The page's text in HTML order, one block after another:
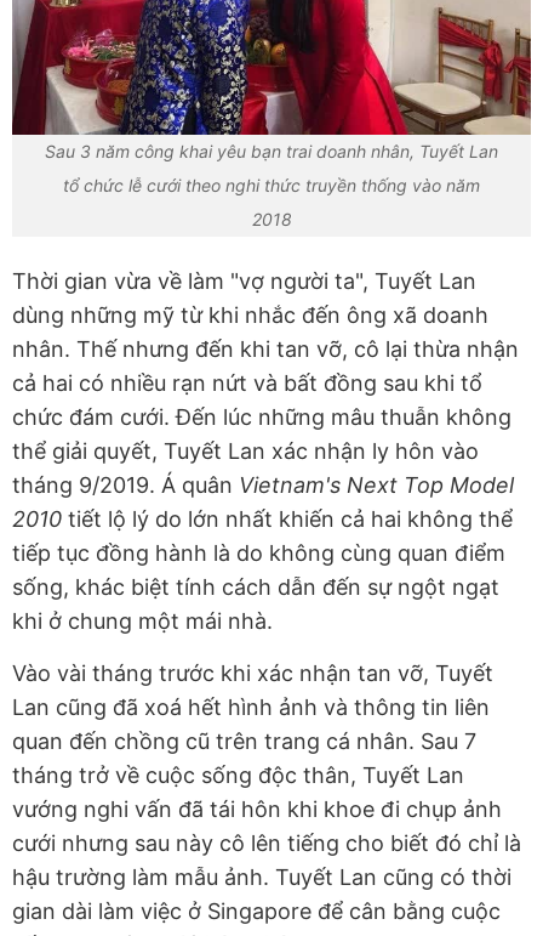
Sau 3 năm công khai yêu bạn trai doanh nhân, Tuyết Lan
tổ chức lễ cưới theo nghi thức truyền thống vào năm
2018
Thời gian vừa về làm "vợ người ta", Tuyết Lan
dùng những mỹ từ khi nhắc đến ông xã doanh
nhân. Thế nhưng đến khi tan vỡ, cô lại thừa nhận
cả hai có nhiều rạn nứt và bất đồng sau khi tổ
chức đám cưới. Đến lúc những mâu thuẫn không
thể giải quyết, Tuyết Lan xác nhận ly hôn vào
tháng 9/2019. Á quân Vietnam's Next Top Model
2010 tiết lộ lý do lớn nhất khiến cả hai không thể
tiếp tục đồng hành là do không cùng quan điểm
sống, khác biệt tính cách dẫn đến sự ngột ngạt
khi ở chung một mái nhà.
Vào vài tháng trước khi xác nhận tan vỡ, Tuyết
Lan cũng đã xoá hết hình ảnh và thông tin liên
quan đến chồng cũ trên trang cá nhân. Sau 7
tháng trở về cuộc sống độc thân, Tuyết Lan
vướng nghi vấn đã tái hôn khi khoe đi chụp ảnh
cưới nhưng sau này cô lên tiếng cho biết đó chỉ là
hậu trường làm mẫu ảnh. Tuyết Lan cũng có thời
gian dài làm việc ở Singapore để cân bằng cuộc